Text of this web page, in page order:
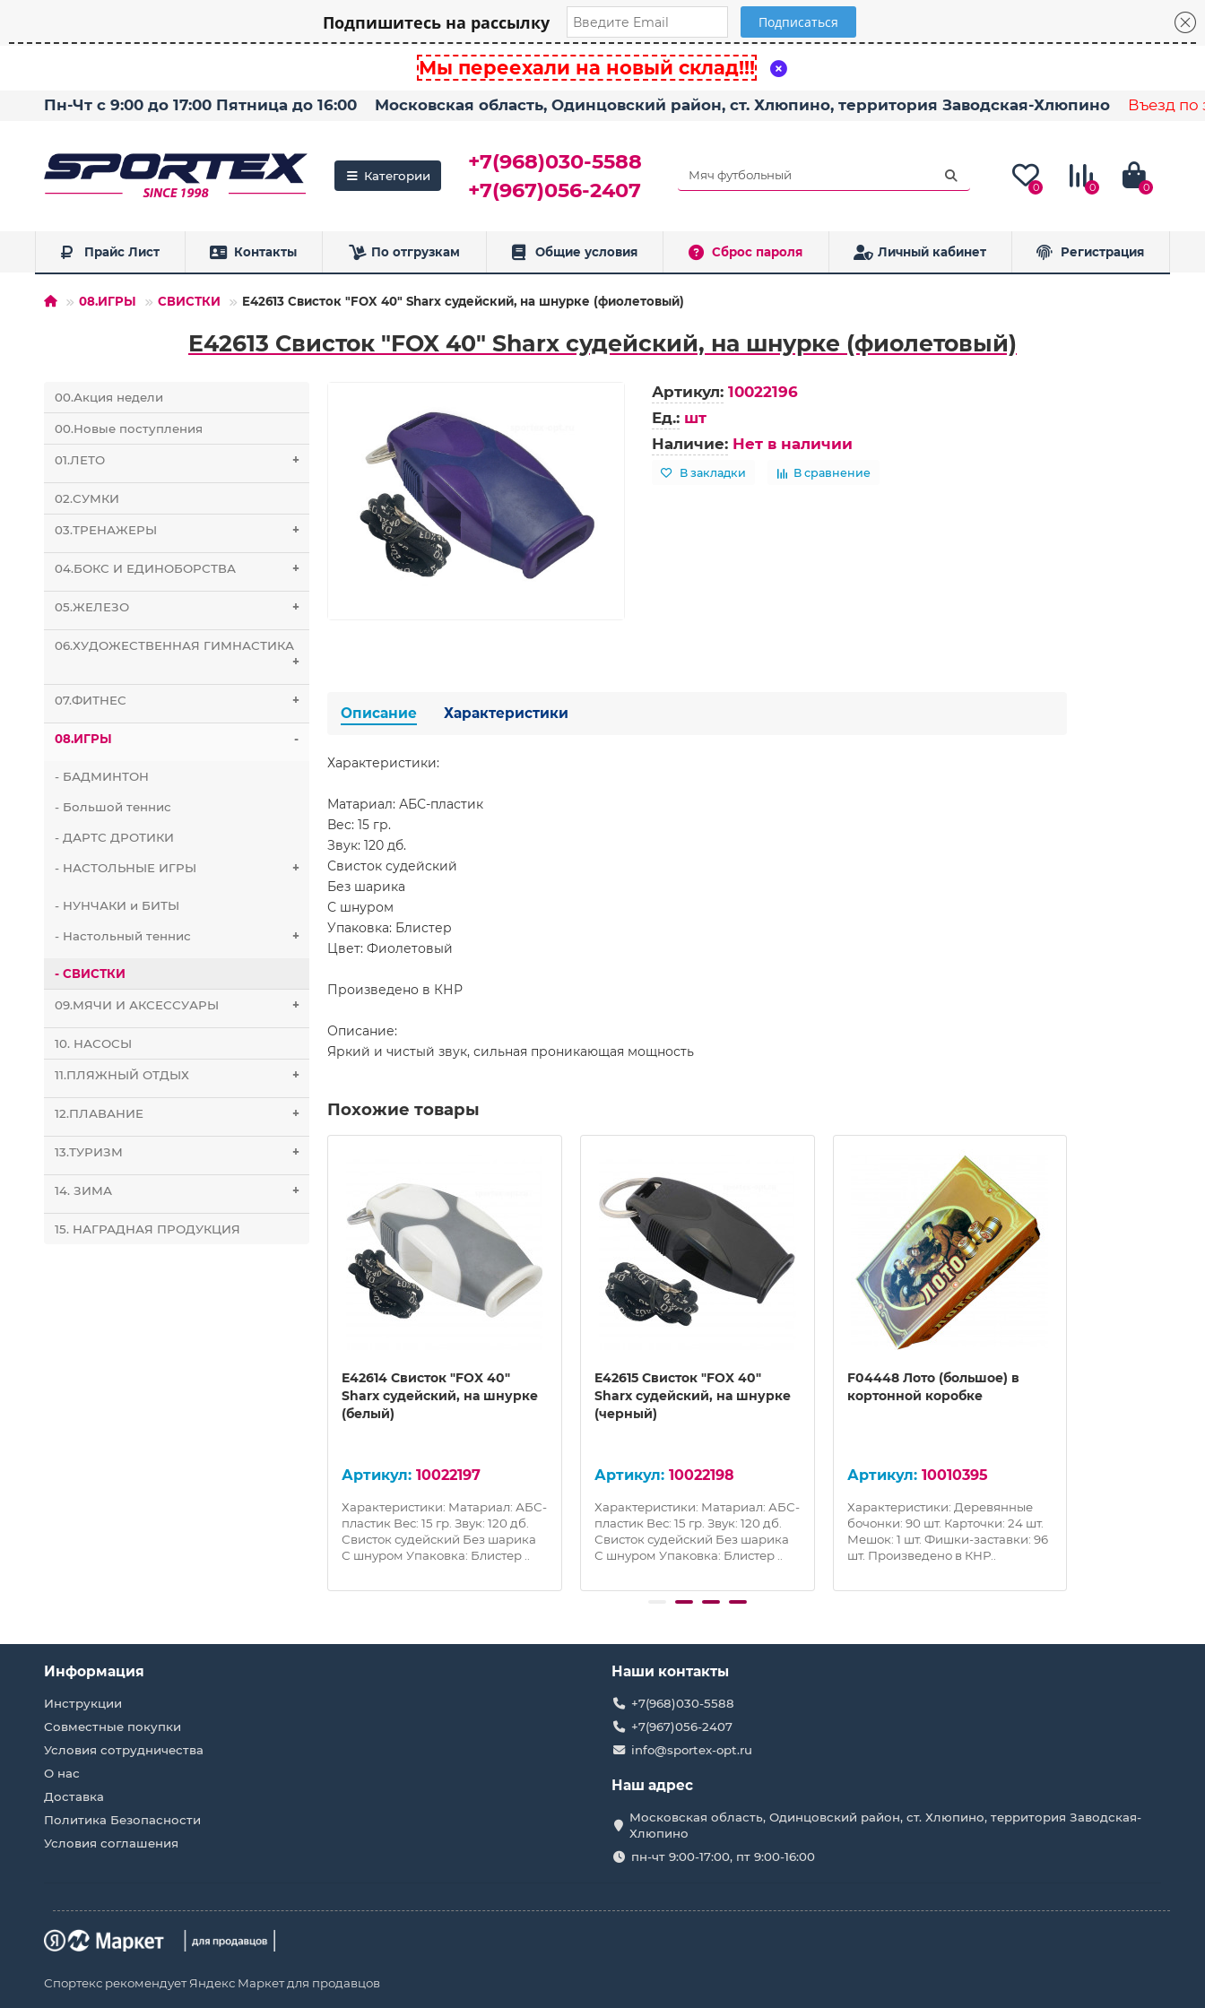
Подпишитесь на рассылку
Мы переехали на новый склад!!!
Пн-Чт с 9:00 до 17:00 Пятница до 16:00 Московская область, Одинцовский район, ст. Хлюпино, территория Заводская-Хлюпино Въезд по
Категории
+7(968)030-5588
+7(967)056-2407
0 0 0
Прайс Лист Контакты По отгрузкам Общие условия Сброс пароля Личный кабинет Регистрация
08.ИГРЫ СВИСТКИ E42613 Свисток "FOX 40" Sharx судейский, на шнурке (фиолетовый)
E42613 Свисток "FOX 40" Sharx судейский, на шнурке (фиолетовый)
00.Акция недели
00.Новые поступления
01.ЛЕТО +
02.СУМКИ
03.ТРЕНАЖЕРЫ +
04.БОКС И ЕДИНОБОРСТВА +
05.ЖЕЛЕЗО +
06.ХУДОЖЕСТВЕННАЯ ГИМНАСТИКА
+
07.ФИТНЕС +
08.ИГРЫ -
- БАДМИНТОН
- Большой теннис
- ДАРТС ДРОТИКИ
- НАСТОЛЬНЫЕ ИГРЫ +
- НУНЧАКИ и БИТЫ
- Настольный теннис +
- СВИСТКИ
09.МЯЧИ И АКСЕССУАРЫ +
10. НАСОСЫ
11.ПЛЯЖНЫЙ ОТДЫХ +
12.ПЛАВАНИЕ +
13.ТУРИЗМ +
14. ЗИМА +
15. НАГРАДНАЯ ПРОДУКЦИЯ
Артикул: 10022196
Ед.: шт
Наличие: Нет в наличии
В закладки В сравнение
Описание Характеристики
Характеристики:
Матариал: АБС-пластик
Вес: 15 гр.
Звук: 120 дб.
Свисток судейский
Без шарика
С шнуром
Упаковка: Блистер
Цвет: Фиолетовый
Произведено в КНР
Описание:
Яркий и чистый звук, сильная проникающая мощность
Похожие товары
E42614 Свисток "FOX 40"
Sharx судейский, на шнурке
(белый)
10022197
Характеристики: Матариал: АБС-
пластик Вес: 15 гр. Звук: 120 дб.
Свисток судейский Без шарика
С шнуром Упаковка: Блистер ..
E42615 Свисток "FOX 40"
Sharx судейский, на шнурке
(черный)
10022198
Характеристики: Матариал: АБС-
пластик Вес: 15 гр. Звук: 120 дб.
Свисток судейский Без шарика
С шнуром Упаковка: Блистер ..
F04448 Лото (большое) в
кортонной коробке
10010395
Характеристики: Деревянные
бочонки: 90 шт. Карточки: 24 шт.
Мешок: 1 шт. Фишки-заставки: 96
шт. Произведено в КНР..
Информация
Инструкции
Совместные покупки
Условия сотрудничества
О нас
Доставка
Политика Безопасности
Условия соглашения
Наши контакты
+7(968)030-5588
+7(967)056-2407
info@sportex-opt.ru
Наш адрес
Московская область, Одинцовский район, ст. Хлюпино, территория Заводская-
Хлюпино
пн-чт 9:00-17:00, пт 9:00-16:00
Спортекс рекомендует Яндекс Маркет для продавцов